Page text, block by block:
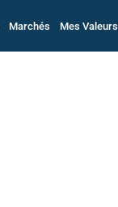
Marchés Mes Valeurs